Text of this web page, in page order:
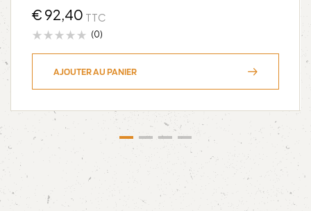
€ 92,40 TTC
(0)
AJOUTER AU PANIER